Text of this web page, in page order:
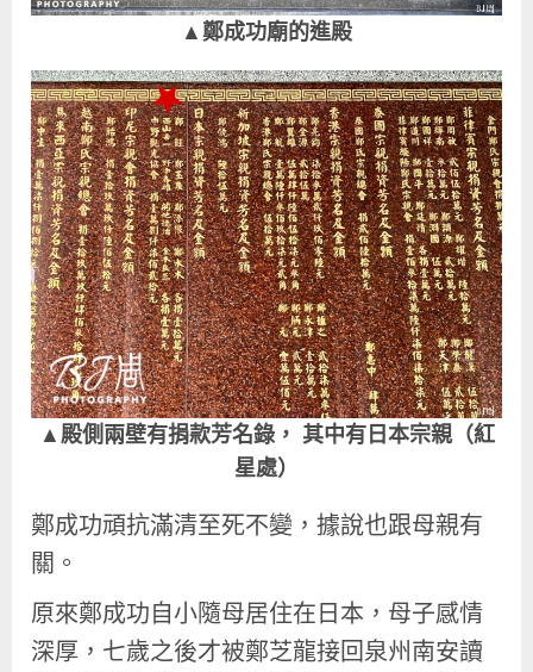
▲鄭成功廟的進殿
▲殿側兩壁有捐款芳名錄， 其中有日本宗親（紅
星處）
鄭成功頑抗滿清至死不變，據說也跟母親有
關。
原來鄭成功自小隨母居住在日本，母子感情
深厚，七歲之後才被鄭芝龍接回泉州南安讀